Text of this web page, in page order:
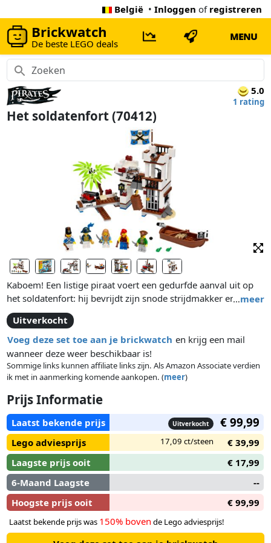
België • Inloggen of registreren
Brickwatch
De beste LEGO deals
MENU
5.0
1 rating
Het soldatenfort (70412)
…meer
Kaboem! Een listige piraat voert een gedurfde aanval uit op
het soldatenfort: hij bevrijdt zijn snode strijdmakker en steelt
de schat! De soldaat brengt het kanon in stelling en de
gouverneur en zijn dochter storten zich in de strijd. Verhinder
de ontsnapping van de piraten: takel de buit uit hun roeiboot
en open het vuur. Breng de boot tot zinken, neem de
doorweekte piraten gevangen en zet ze achter slot en
grendel! Beleef spannende avonturen met de LEGO® Pirates
ontsnappingsfunctie. Combineer deze set met LEGO® Pirates
Soldaten uitkijkpost (productnr. 70410) voor een nog groter
piratenavontuur! Inclusief 5 minifiguren met diverse wapens
en accessoires: Gouverneur, gouverneursdochter, soldaat en
2 piraten.
Uitverkocht
Voeg deze set toe aan je brickwatch en krijg een mail
wanneer deze weer beschikbaar is!
Sommige links kunnen affiliate links zijn. Als Amazon Associate verdien
ik met in aanmerking komende aankopen. (meer)
Prijs Informatie
Laatst bekende prijs Uitverkocht € 99,99
Lego adviesprijs 17,09 ct/steen
€ 39,99
Laagste prijs ooit
€ 17,99
6-Maand Laagste
--
Hoogste prijs ooit
€ 99,99
Laatst bekende prijs was 150% boven de Lego adviesprijs!